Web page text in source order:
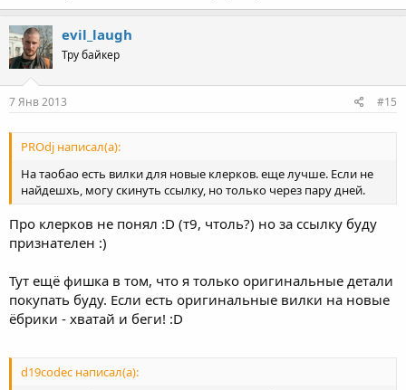
evil_laugh
Тру байкер
7 Янв 2013 #15
PROdj написал(а):
На таобао есть вилки для новые клерков. еще лучше. Если не
найдешхь, могу скинуть ссылку, но только через пару дней.
Про клерков не понял :D (т9, чтоль?) но за ссылку буду
признателен :)
Тут ещё фишка в том, что я только оригинальные детали
покупать буду. Если есть оригинальные вилки на новые
ёбрики - хватай и беги! :D
d19codec написал(а):